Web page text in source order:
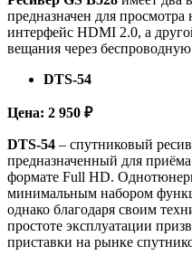
предназначен для просмотра
интерфейс HDMI 2.0, а
вещания через
DTS-54
Цена: 2 950 ₽
DTS-54 – спутниковый
предназначенный для
формате Full HD.
минимальным набором
однако благодаря своим
простоте эксплуатации
приставки на рынке